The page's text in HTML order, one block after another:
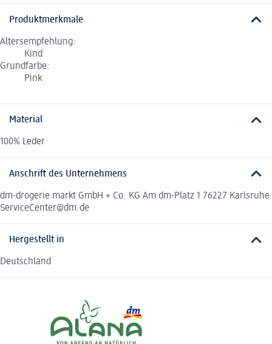
Produktmerkmale
Altersempfehlung:
Kind
Grundfarbe:
Pink
Material
100% Leder
Anschrift des Unternehmens
dm-drogerie markt GmbH + Co. KG Am dm-Platz 1 76227 Karlsruhe
ServiceCenter@dm.de
Hergestellt in
Deutschland